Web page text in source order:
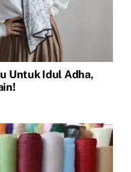
Untuk Idul Adha,